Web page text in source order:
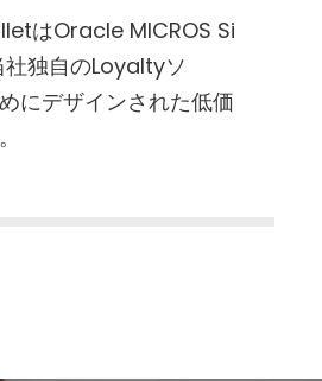
はOracle MICROS Si
独自のLoyaltyソ
にデザインされた低価